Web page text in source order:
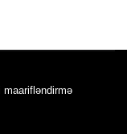
Cabbarlı” və
maarifləndirmə